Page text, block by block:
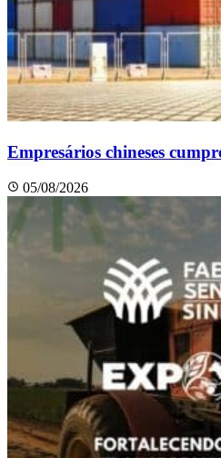
Empresários chineses
05/08/2026